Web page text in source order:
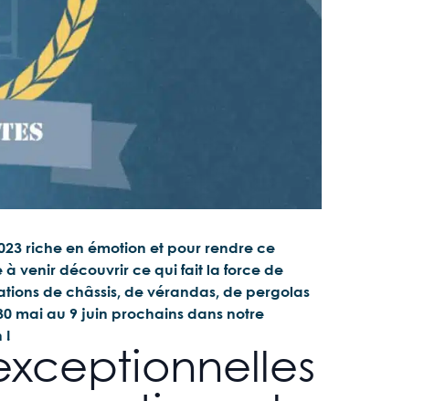
riche en émotion et pour rendre ce
à venir découvrir ce qui fait la force de
de châssis, de vérandas, de pergolas
mai au 9 juin prochains dans notre
!